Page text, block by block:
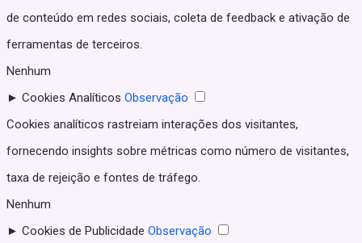
de conteúdo em redes sociais, coleta de feedback e ativação de
ferramentas de terceiros.
Nenhum
► Cookies Analíticos Observação
Cookies analíticos rastreiam interações dos visitantes,
fornecendo insights sobre métricas como número de visitantes,
taxa de rejeição e fontes de tráfego.
Nenhum
► Cookies de Publicidade Observação